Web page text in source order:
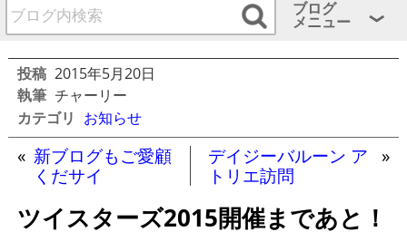
ブログ
メニュー
投稿 2015年5月20日
執筆 チャーリー
カテゴリ お知らせ
« 新ブログもご愛顧
くだサイ
デイジーバルーン ア
トリエ訪問
»
ツイスターズ2015開催まであと！